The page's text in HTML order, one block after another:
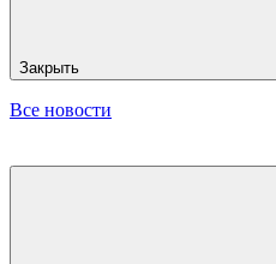
Закрыть
Все новости